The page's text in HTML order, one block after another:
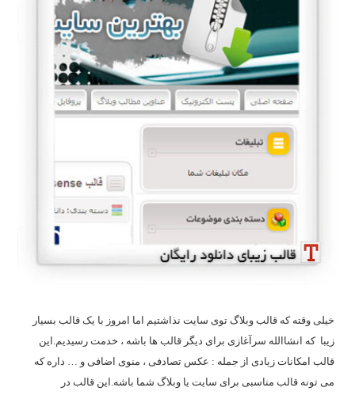
خیلی وقته که قالب وبلاگ توی سایت نذاشتیم اما امروز با یک قالب بسیار
زیبا که انشاالله سرآغازی برای دیگر قالب ها باشه ، خدمت رسیدیم.این
قالب امکانات زیادی از جمله : عکس تصادفی ، منوی اضافی و … داره که
می تونه قالب مناسبی برای سایت یا وبلاگ شما باشه.این قالب در